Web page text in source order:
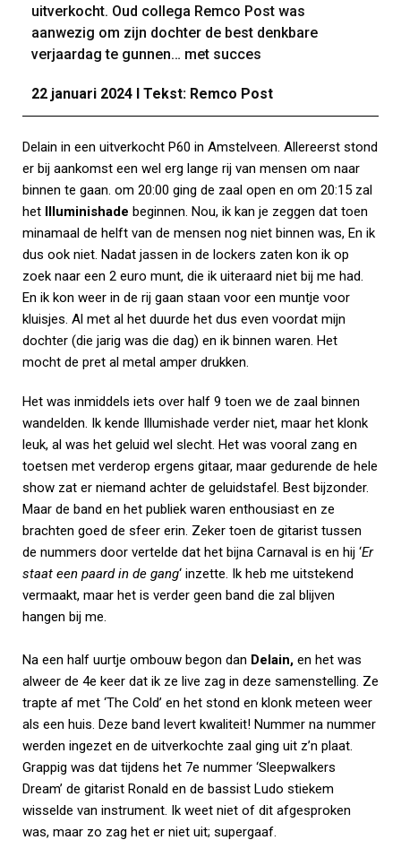
uitverkocht. Oud collega Remco Post was
aanwezig om zijn dochter de best denkbare
verjaardag te gunnen… met succes
22 januari 2024 I Tekst: Remco Post
Delain in een uitverkocht P60 in Amstelveen. Allereerst stond
er bij aankomst een wel erg lange rij van mensen om naar
binnen te gaan. om 20:00 ging de zaal open en om 20:15 zal
het Illuminishade beginnen. Nou, ik kan je zeggen dat toen
minamaal de helft van de mensen nog niet binnen was, En ik
dus ook niet. Nadat jassen in de lockers zaten kon ik op
zoek naar een 2 euro munt, die ik uiteraard niet bij me had.
En ik kon weer in de rij gaan staan voor een muntje voor
kluisjes. Al met al het duurde het dus even voordat mijn
dochter (die jarig was die dag) en ik binnen waren. Het
mocht de pret al metal amper drukken.
Het was inmiddels iets over half 9 toen we de zaal binnen
wandelden. Ik kende Illumishade verder niet, maar het klonk
leuk, al was het geluid wel slecht. Het was vooral zang en
toetsen met verderop ergens gitaar, maar gedurende de hele
show zat er niemand achter de geluidstafel. Best bijzonder.
Maar de band en het publiek waren enthousiast en ze
brachten goed de sfeer erin. Zeker toen de gitarist tussen
de nummers door vertelde dat het bijna Carnaval is en hij ‘Er
staat een paard in de gang‘ inzette. Ik heb me uitstekend
vermaakt, maar het is verder geen band die zal blijven
hangen bij me.
Na een half uurtje ombouw begon dan Delain, en het was
alweer de 4e keer dat ik ze live zag in deze samenstelling. Ze
trapte af met ‘The Cold’ en het stond en klonk meteen weer
als een huis. Deze band levert kwaliteit! Nummer na nummer
werden ingezet en de uitverkochte zaal ging uit z’n plaat.
Grappig was dat tijdens het 7e nummer ‘Sleepwalkers
Dream’ de gitarist Ronald en de bassist Ludo stiekem
wisselde van instrument. Ik weet niet of dit afgesproken
was, maar zo zag het er niet uit; supergaaf.